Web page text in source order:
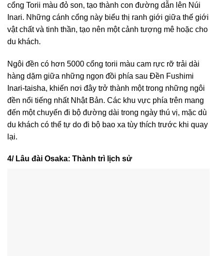
cổng Torii màu đỏ son, tạo thành con đường dẫn lên Núi
Inari. Những cánh cổng này biểu thị ranh giới giữa thế giới
vật chất và tinh thần, tạo nên một cảnh tượng mê hoặc cho
du khách.
Ngôi đền có hơn 5000 cổng torii màu cam rực rỡ trải dài
hàng dặm giữa những ngọn đồi phía sau Đền Fushimi
Inari-taisha, khiến nơi đây trở thành một trong những ngôi
đền nổi tiếng nhất Nhật Bản. Các khu vực phía trên mang
đến một chuyến đi bộ đường dài trong ngày thú vị, mặc dù
du khách có thể tự do đi bộ bao xa tùy thích trước khi quay
lại.
4/ Lâu đài Osaka: Thành trì lịch sử